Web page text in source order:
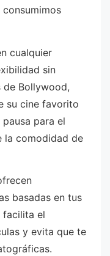
cualquier
sin
de Bollywood,
su cine favorito
para el
la comodidad de
basadas en tus
facilita el
y evita que te